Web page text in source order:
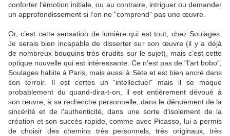
conforter l’émotion initiale, ou au contraire, intriguer ou demander
un approfondissement si l’on ne "comprend" pas une œuvre.
Or, c’est cette sensation de lumière qui est tout, chez Soulages.
Je serais bien incapable de disserter sur son œuvre (il y a déjà
de nombreux bouquins très érudits sur le sujet), mais c’est cette
optique nouvelle qui est intéressante. Ce n’est pas de "l’art bobo",
Soulages habite à Paris, mais aussi à Sète et est bien ancré dans
son terroir. Il est certes un "intellectuel" mais il se moque
probablement du quand-dira-t-on, il est entièrement dévoué à
son œuvre, à sa recherche personnelle, dans le dénuement de la
sincérité et de l'authenticité, dans une sorte d’isolement de la
création et son succès rapide, comme avec Picasso, lui a permis
de choisir des chemins très personnels, très originaux, très